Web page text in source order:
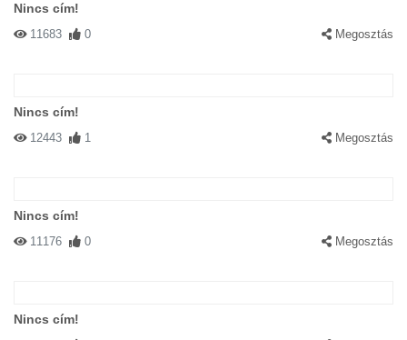
Nincs cím!
11683 0 Megosztás
Nincs cím!
12443 1 Megosztás
Nincs cím!
11176 0 Megosztás
Nincs cím!